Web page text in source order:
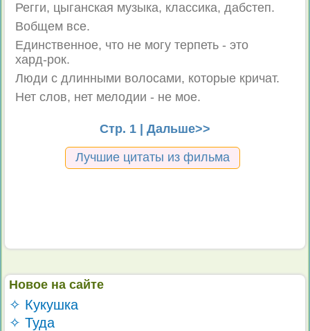
Регги, цыганская музыка, классика, дабстеп.
Вобщем все.
Единственное, что не могу терпеть - это
хард-рок.
Люди с длинными волосами, которые кричат.
Нет слов, нет мелодии - не мое.
Стр. 1 | Дальше>>
Лучшие цитаты из фильма
Новое на сайте
✧ Кукушка
✧ Туда